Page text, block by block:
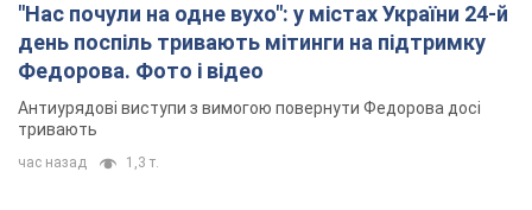
"Нас почули на одне вухо": у містах України 24-й
день поспіль тривають мітинги на підтримку
Федорова. Фото і відео
Антиурядові виступи з вимогою повернути Федорова досі
тривають
час назад 1,3 т.